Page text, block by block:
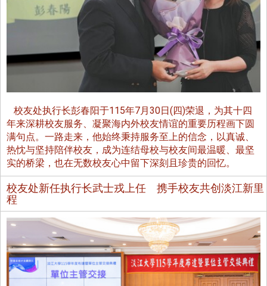
校友处执行长彭春阳于115年7月30日(四)荣退，为其十四
年来深耕校友服务、凝聚海内外校友情谊的重要历程画下圆
满句点。一路走来，他始终秉持服务至上的信念，以真诚、
热忱与坚持陪伴校友，成为连结母校与校友间最温暖、最坚
实的桥梁，也在无数校友心中留下深刻且珍贵的回忆。
校友处新任执行长武士戎上任 携手校友共创淡江新里
程